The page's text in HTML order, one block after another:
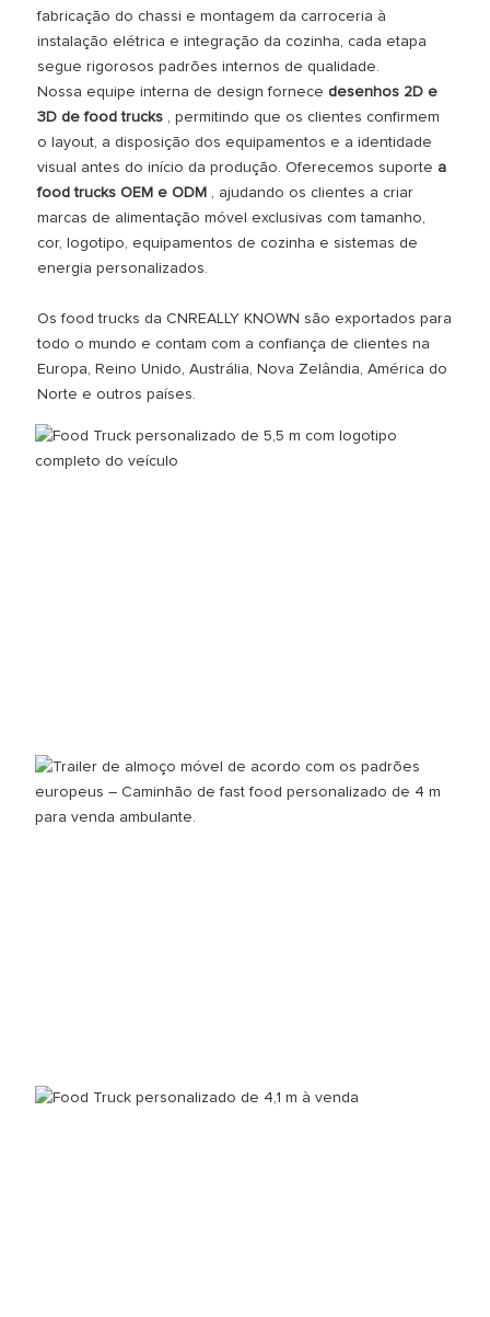
fabricação do chassi e montagem da carroceria à
instalação elétrica e integração da cozinha, cada etapa
segue rigorosos padrões internos de qualidade.
Nossa equipe interna de design fornece desenhos 2D e
3D de food trucks, permitindo que os clientes confirmem
o layout, a disposição dos equipamentos e a identidade
visual antes do início da produção. Oferecemos suporte a
food trucks OEM e ODM, ajudando os clientes a criar
marcas de alimentação móvel exclusivas com tamanho,
cor, logotipo, equipamentos de cozinha e sistemas de
energia personalizados.
Os food trucks da CNREALLY KNOWN são exportados para
todo o mundo e contam com a confiança de clientes na
Europa, Reino Unido, Austrália, Nova Zelândia, América do
Norte e outros países.